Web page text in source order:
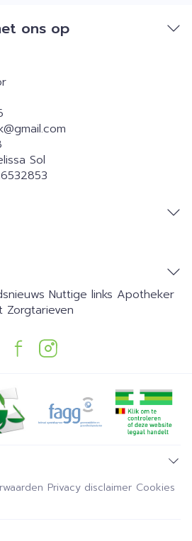
ons op
gmail.com
Sol
Nuttige links Apotheker
Zorgtarieven
Privacy disclaimer Cookies